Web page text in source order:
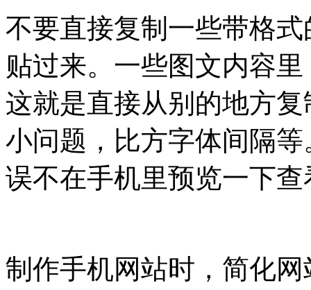
不要直接复制一些带格
贴过来。一些图文内容
这就是直接从别的地方
小问题，比方字体间隔
误不在手机里预览一下
制作手机网站时，简化